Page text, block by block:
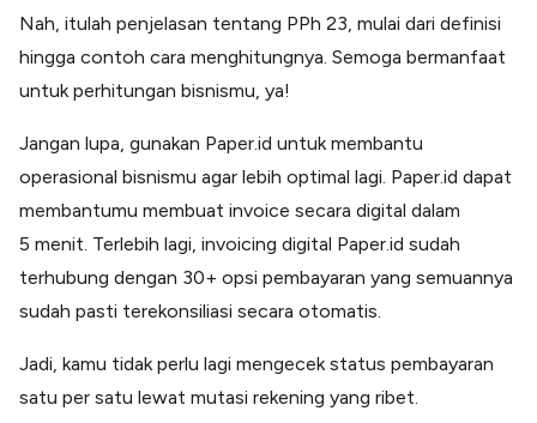
Nah, itulah penjelasan tentang PPh 23, mulai dari definisi
hingga contoh cara menghitungnya. Semoga bermanfaat
untuk perhitungan bisnismu, ya!
Jangan lupa, gunakan Paper.id untuk membantu
operasional bisnismu agar lebih optimal lagi. Paper.id dapat
membantumu membuat invoice secara digital dalam
5 menit. Terlebih lagi, invoicing digital Paper.id sudah
terhubung dengan 30+ opsi pembayaran yang semuannya
sudah pasti terekonsiliasi secara otomatis.
Jadi, kamu tidak perlu lagi mengecek status pembayaran
satu per satu lewat mutasi rekening yang ribet.